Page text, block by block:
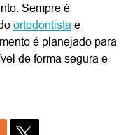
Sempre é
ortodontista e
é planejado para
de forma segura e